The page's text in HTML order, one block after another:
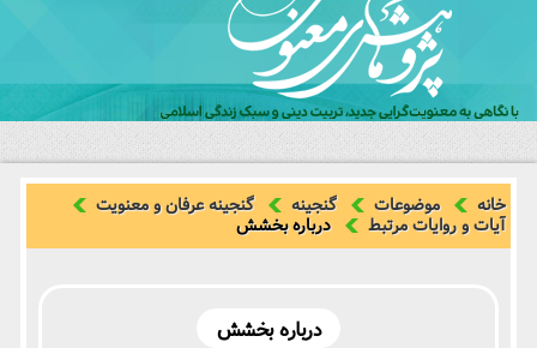
خانه موضوعات گنجینه گنجینه عرفان و معنویت
آیات و روایات مرتبط درباره بخشش
درباره بخشش